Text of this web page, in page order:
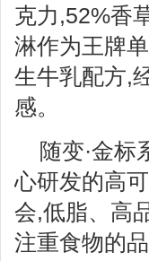
克力,52%香
淋作为王牌
生牛乳配方,
感。
随变·金
心研发的高
会,低脂、高
注重食物的